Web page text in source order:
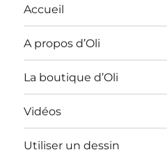
Accueil
A propos d’Oli
La boutique d’Oli
Vidéos
Utiliser un dessin